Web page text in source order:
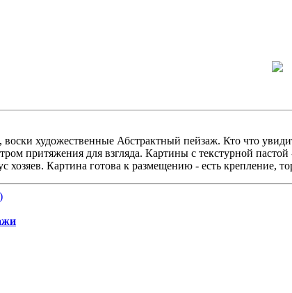
воски художественные Абстрактный пейзаж. Кто что
притяжения для взгляда. Картины с текстурной
хозяев. Картина готова к размещению - есть крепление,